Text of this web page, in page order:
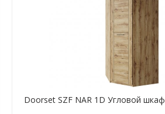
Doorset SZF NAR 1D Угловой шкаф